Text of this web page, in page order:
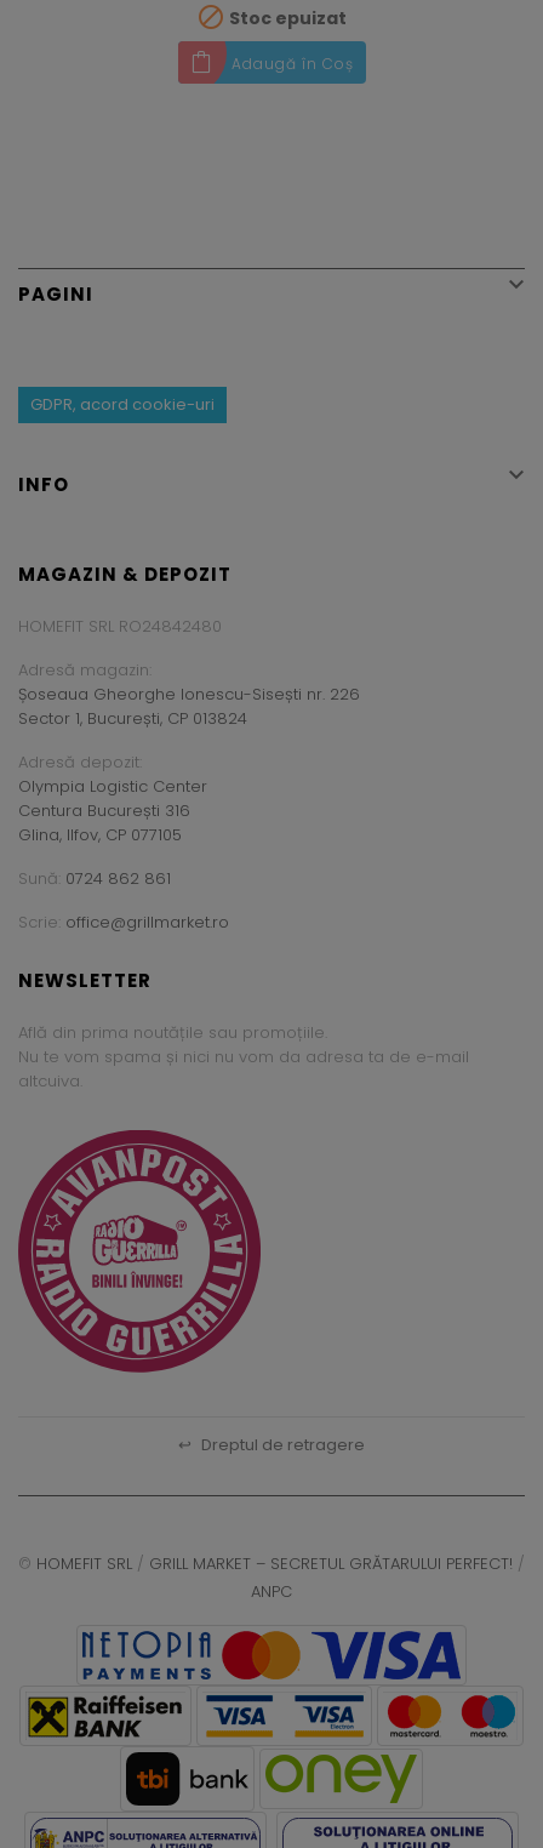
 Stoc epuizat
Adaugă în Coș
PAGINI 
GDPR, acord cookie-uri
INFO 
MAGAZIN & DEPOZIT
HOMEFIT SRL RO24842480
Adresă magazin:
Șoseaua Gheorghe Ionescu-Sisești nr. 226
Sector 1, București, CP 013824
Adresă depozit:
Olympia Logistic Center
Centura București 316
Glina, Ilfov, CP 077105
Sună: 0724 862 861
Scrie: office@grillmarket.ro
NEWSLETTER
Află din prima noutățile sau promoțiile.
Nu te vom spama și nici nu vom da adresa ta de e-mail
altcuiva.
↩ Dreptul de retragere
© HOMEFIT SRL / GRILL MARKET – SECRETUL GRĂTARULUI PERFECT! /
ANPC